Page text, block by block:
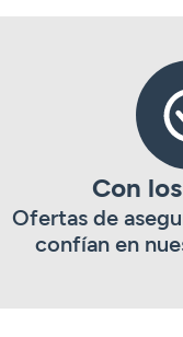
Con
Ofertas de
confían en